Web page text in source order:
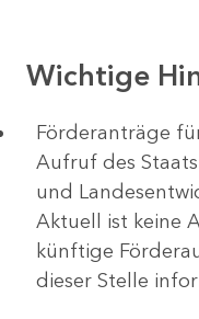
Wichtige
Förderanträge
Aufruf des
und
Aktuell ist keine
künftige
dieser Stelle